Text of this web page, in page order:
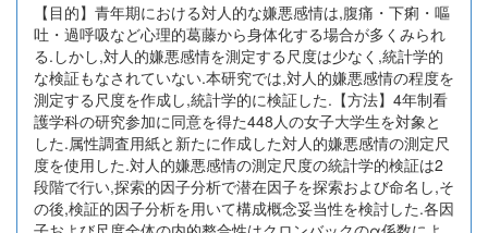
【目的】青年期における対人的な嫌悪感情は,腹痛・下痢・嘔
吐・過呼吸など心理的葛藤から身体化する場合が多くみられ
る.しかし,対人的嫌悪感情を測定する尺度は少なく,統計学的
な検証もなされていない.本研究では,対人的嫌悪感情の程度を
測定する尺度を作成し,統計学的に検証した.【方法】4年制看
護学科の研究参加に同意を得た448人の女子大学生を対象と
した.属性調査用紙と新たに作成した対人的嫌悪感情の測定尺
度を使用した.対人的嫌悪感情の測定尺度の統計学的検証は2
段階で行い,探索的因子分析で潜在因子を探索および命名し,そ
の後,検証的因子分析を用いて構成概念妥当性を検討した.各因